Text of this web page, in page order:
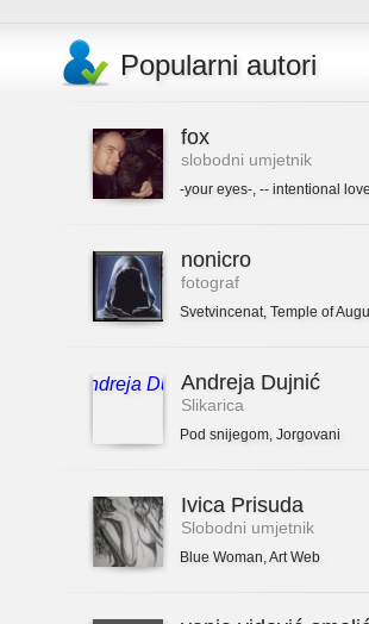
Popularni autori
fox
slobodni umjetnik
-your eyes-, -- intentional
nonicro
fotograf
Svetvincenat, Temple of
Andreja Dujnić
Slikarica
Pod snijegom, Jorgovani
Ivica Prisuda
Slobodni umjetnik
Blue Woman,Art Web